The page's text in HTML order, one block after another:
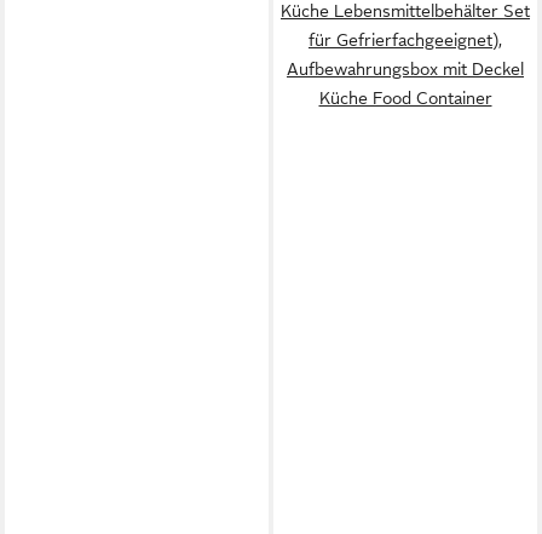
Küche Lebensmittelbehälter Set
für Gefrierfachgeeignet),
Aufbewahrungsbox mit Deckel
Küche Food Container